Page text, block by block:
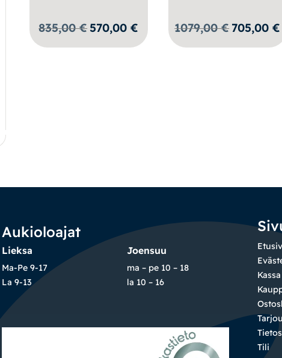
835,00€ Alkuperäinen
570,00€ Nykyinen
hinta
1079,00€ Alkuperäinen
705,00€
Aukioloajat
Lieksa
Ma-Pe 9-17
La 9-13
Joensuu
ma – pe 10 – 18
la 10 – 16
Kassa
Tili